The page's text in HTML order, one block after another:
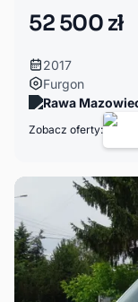
52 500 zł
2017
Furgon
Rawa
Zobacz oferty: